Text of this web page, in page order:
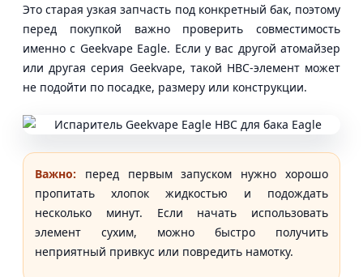
Это старая узкая запчасть под конкретный бак, поэтому
перед покупкой важно проверить совместимость
именно с Geekvape Eagle. Если у вас другой атомайзер
или другая серия Geekvape, такой HBC-элемент может
не подойти по посадке, размеру или конструкции.
Важно: перед первым запуском нужно хорошо
пропитать хлопок жидкостью и подождать
несколько минут. Если начать использовать
элемент сухим, можно быстро получить
неприятный привкус или повредить намотку.